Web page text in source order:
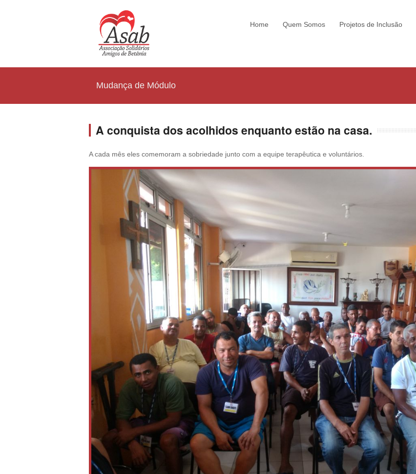
Home Quem Somos Projetos de Inclusão
Mudança de Módulo
A conquista dos acolhidos enquanto estão na casa.
A cada mês eles comemoram a sobriedade junto com a equipe terapêutica e voluntários.